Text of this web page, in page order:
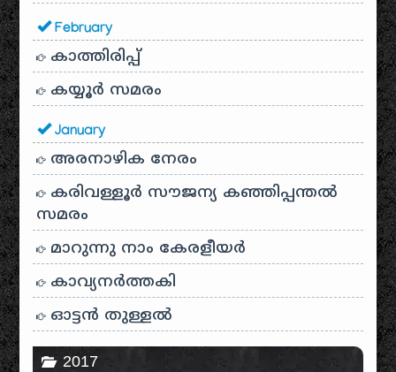
February
കാത്തിരിപ്പ്
കയ്യൂർ സമരം
January
അരനാഴിക നേരം
കരിവള്ളൂർ സൗജന്യ കഞ്ഞിപ്പന്തൽ
സമരം
മാറുന്നു നാം കേരളീയർ
കാവ്യനര്‍ത്തകി
ഓട്ടൻ തുള്ളൽ
2017